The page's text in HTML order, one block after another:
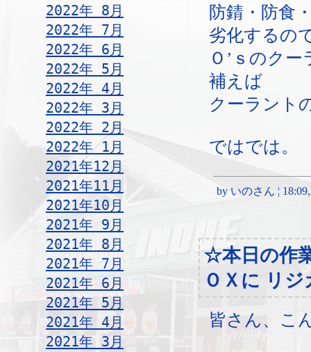
2022年 8月
2022年 7月
2022年 6月
2022年 5月
2022年 4月
2022年 3月
2022年 2月
2022年 1月
2021年12月
2021年11月
2021年10月
2021年 9月
2021年 8月
2021年 7月
2021年 6月
2021年 5月
2021年 4月
2021年 3月
防錆・防食
劣化するの
Ｏ’ｓのク
補えば
クーラント
ではでは。
by いのさん ¦
☆本日の作
ＯＸに リジ
皆さん、こ